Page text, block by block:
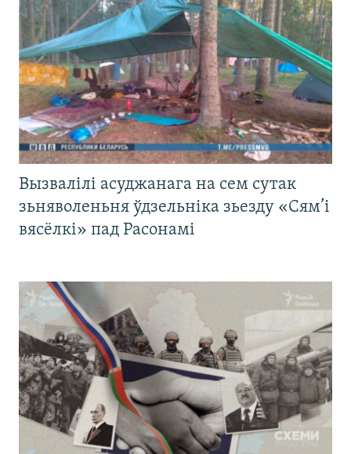
Вызвалілі асуджанага на сем сутак
зьняволеньня ўдзельніка зьезду «Сям’і
вясёлкі» пад Расонамі